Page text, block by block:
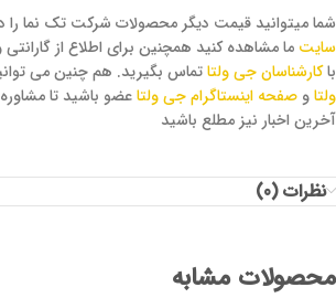
شما میتوانید قیمت دیگر محصولات شرکت تک نما را
سایت ما مشاهده کنید همچنین برای اطلاع از
باکارشناسان جی ولتاتماس بگیرید. هم چنین می
ولتاو صفحه اینستاگرام جی ولتاعضو باشید تا
آخرین اخبار نیز مطلع باشید
نظرات (0)
محصولات مشابه